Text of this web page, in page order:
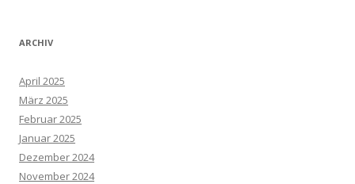
ARCHIV
April 2025
März 2025
Februar 2025
Januar 2025
Dezember 2024
November 2024